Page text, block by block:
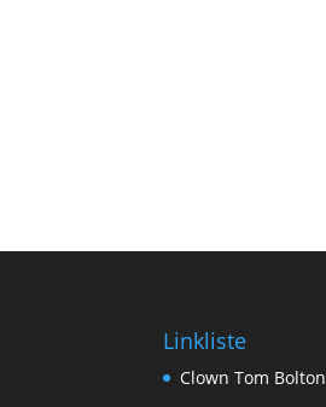
Linkliste
Clown Tom Bolton